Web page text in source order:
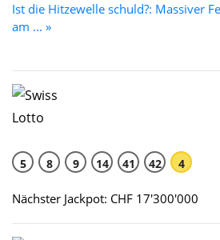
Ist die Hitzewelle schuld?: Massiver
am ... »
5 8 9 14 41 42 4
Nächster Jackpot: CHF 17'300'000